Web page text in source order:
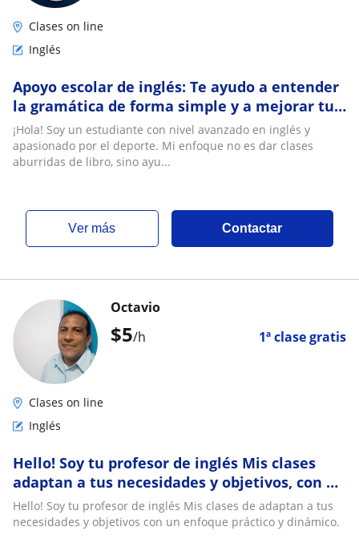
Clases on line
Inglés
Apoyo escolar de inglés: Te ayudo a entender
la gramática de forma simple y a mejorar tu
pronunciación rápidamente
¡Hola! Soy un estudiante con nivel avanzado en inglés y
apasionado por el deporte. Mi enfoque no es dar clases
aburridas de libro, sino ayu...
ver más Contactar
$5/h 1ª clase gratis
Octavio
Clases on line
Inglés
Hello! Soy tu profesor de inglés Mis clases
adaptan a tus necesidades y objetivos, con un
enfoque práctico y dinámico
Hello! Soy tu profesor de inglés Mis clases de adaptan a tus
necesidades y objetivos con un enfoque práctico y dinámico.